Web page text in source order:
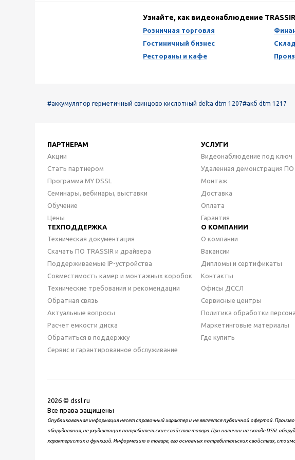
Узнайте, как видеонаблюдение
Розничная торговля
Гостиничный бизнес
Рестораны и кафе
#аккумулятор герметичный свинцово кислотный delta dtm 1207#акб dtm 1217
ПАРТНЕРАМ
Акции
Стать партнером
Программа MY DSSL
Семинары, вебинары, выставки
Обучение
Цены
УСЛУГИ
Видеонаблюдение под ключ
Удаленная демонстрация ПО
Монтаж
Доставка
Оплата
Гарантия
ТЕХПОДДЕРЖКА
Техническая документация
Скачать ПО TRASSIR и драйвера
Поддерживаемые IP-устройства
Совместимость камер и монтажных коробок
Технические требования и рекомендации
Обратная связь
Актуальные вопросы
Расчет емкости диска
Обратиться в поддержку
Сервис и гарантированное обслуживание
О КОМПАНИИ
О компании
Вакансии
Дипломы и сертификаты
Контакты
Офисы ДССЛ
Сервисные центры
Политика обработки
Маркетинговые материалы
Где купить
2026 © dssl.ru
Все права защищены
Опубликованная информация несет справочный характер и не является публичной офертой.
оборудования, не ухудшающих потребительские свойства товара. При наличии на складе DSSL
характеристик и функций. Информацию о товаре, его основных потребительских свойствах,